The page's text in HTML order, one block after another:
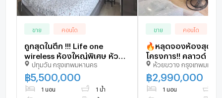
ขาย คอนโด
ถูกสุดในตึก !!! Life one
wireless ห้องใหญ่พิเศษ หัวมุม
ตรงข้ามบันไดหนีไฟ
ปทุมวัน กรุงเทพมหานคร
฿5,500,000
1 นอน 1 น้ำ
ขาย คอนโด
🔥หลุดจองห้องสุดท้า
โครงการ!! คลาวด์ ทอ
เพชรบุรี (Cloud) 1 ห้
ห้องน้ำ 32 ตรม. 2.99
โอน!! 093-615-5959
ห้วยขวาง กรุงเทพมหาน
฿2,990,000
1 นอน